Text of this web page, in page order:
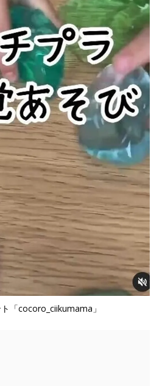
「cocoro_ciikumama」